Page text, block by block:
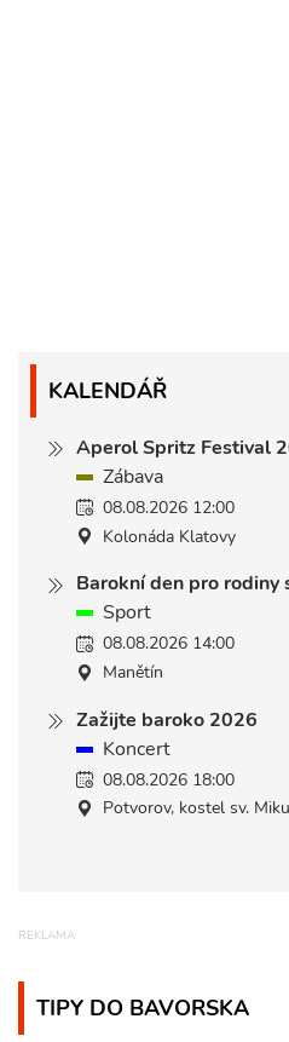
KALENDÁŘ
Aperol Spritz Festival
Zábava
08.08.2026 12:00
Kolonáda Klatovy
Barokní den pro rodiny
Sport
08.08.2026 14:00
Manětín
Zažijte baroko 2026
Koncert
08.08.2026 18:00
Potvorov, kostel sv.
TIPY DO BAVORSKA